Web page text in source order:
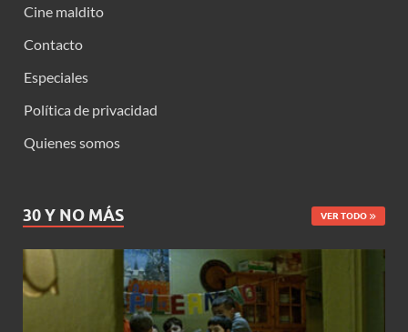
Cine maldito
Contacto
Especiales
Política de privacidad
Quienes somos
30 Y NO MÁS VER TODO